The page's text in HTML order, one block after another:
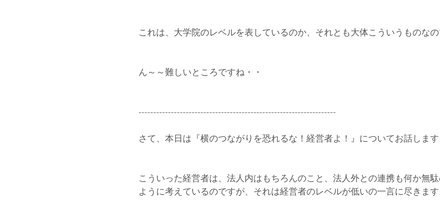
これは、大学院のレベルを表しているのか、それとも大体こういうものなの
ん～～難しいところですね・・
-------------------------------------------------------------------
さて、本日は『横のつながりを恐れるな！経営者よ！』についてお話します
こういった経営者は、法人内はもちろんのこと、法人外との連携も何か無
ように考えているのですが、それは経営者のレベルが低いの一言に尽きます